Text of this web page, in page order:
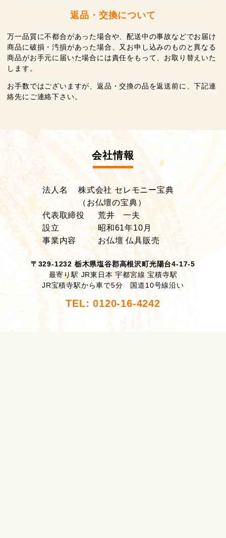
返品・交換について
万一品質に不都合があった場合や、配送中の事故などでお届け
商品に破損・汚損があった場合、又お申し込みのものと異なる
商品がお手元に届いた場合には責任をもって、お取り替えいた
します。
お手数ではございますが、返品・交換の品を返送前に、下記連
絡先にご連絡下さい。
会社情報
法人名
株式会社 セレモニー宝典
（お仏壇の宝典）
代表取締役
荒井 一夫
設立
昭和61年10月
事業内容
お仏壇 仏具販売
〒329-1232 栃木県塩谷郡高根沢町光陽台4-17-5
最寄り駅 JR東日本 宇都宮線 宝積寺駅
JR宝積寺駅から車で5分 国道10号線沿い
TEL: 0120-16-4242